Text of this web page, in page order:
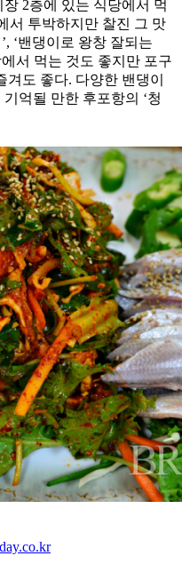
2층에 있는 식당에서 먹
서 투박하지만 찰진 그 맛
‘밴댕이로 왕창 잘되는
서 먹는 것도 좋지만 포구
도 좋다. 다양한 밴댕이
억될 만한 후포항의 ‘청